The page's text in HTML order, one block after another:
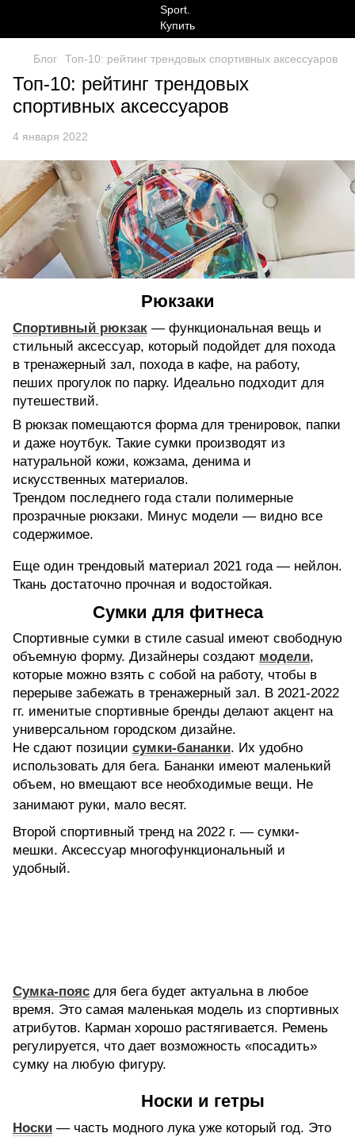
Блог Топ-10: рейтинг трендовых спортивных аксессуаров
Топ-10: рейтинг трендовых
спортивных аксессуаров
4 января 2022
Рюкзаки
Спортивный рюкзак — функциональная вещь и
стильный аксессуар, который подойдет для похода
в тренажерный зал, похода в кафе, на работу,
пеших прогулок по парку. Идеально подходит для
путешествий.
В рюкзак помещаются форма для тренировок, папки
и даже ноутбук. Такие сумки производят из
натуральной кожи, кожзама, денима и
искусственных материалов.
Трендом последнего года стали полимерные
прозрачные рюкзаки. Минус модели — видно все
содержимое.
Еще один трендовый материал 2021 года — нейлон.
Ткань достаточно прочная и водостойкая.
Сумки для фитнеса
Спортивные сумки в стиле casual имеют свободную
объемную форму. Дизайнеры создают модели,
которые можно взять с собой на работу, чтобы в
перерыве забежать в тренажерный зал. В 2021-2022
гг. именитые спортивные бренды делают акцент на
универсальном городском дизайне.
Не сдают позиции сумки-бананки. Их удобно
использовать для бега. Бананки имеют маленький
объем, но вмещают все необходимые вещи. Не
занимают руки, мало весят.
Второй спортивный тренд на 2022 г. — сумки-
мешки. Аксессуар многофункциональный и
удобный.
Сумка-пояс для бега будет актуальна в любое
время. Это самая маленькая модель из спортивных
атрибутов. Карман хорошо растягивается. Ремень
регулируется, что дает возможность «посадить»
сумку на любую фигуру.
Носки и гетры
Носки — часть модного лука уже который год. Это